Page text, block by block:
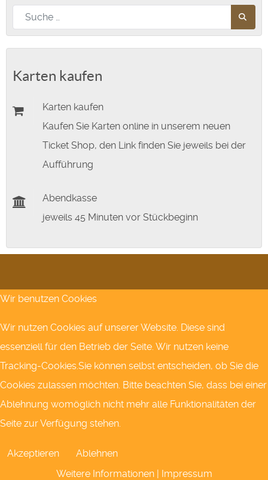
Nach diesem Begriff suchen
Karten kaufen
Karten kaufen
Kaufen Sie Karten online in unserem neuen
Ticket Shop, den Link finden Sie jeweils bei der
Aufführung
Abendkasse
jeweils 45 Minuten vor Stückbeginn
STOA Social Links
Wir benutzen Cookies
Wir nutzen Cookies auf unserer Website. Diese sind
essenziell für den Betrieb der Seite. Wir nutzen keine
Tracking-Cookies.Sie können selbst entscheiden, ob Sie die
Cookies zulassen möchten. Bitte beachten Sie, dass bei einer
Ablehnung womöglich nicht mehr alle Funktionalitäten der
Seite zur Verfügung stehen.
Akzeptieren
Ablehnen
Weitere Informationen| Impressum